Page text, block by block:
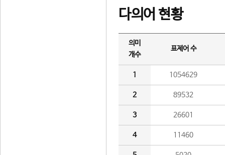
다의어 현황
의미
개수
표제어 수
1 1054629
2 89532
3 26601
4 11460